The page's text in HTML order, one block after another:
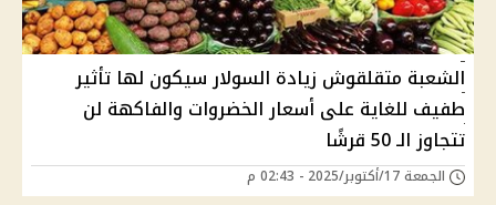
الشعبة متقلقوش زيادة السولار سيكون لها تأثير
طفيف للغاية على أسعار الخضروات والفاكهة لن
تتجاوز الـ 50 قرشًا
الجمعة 17/أكتوبر/2025 - 02:43 م